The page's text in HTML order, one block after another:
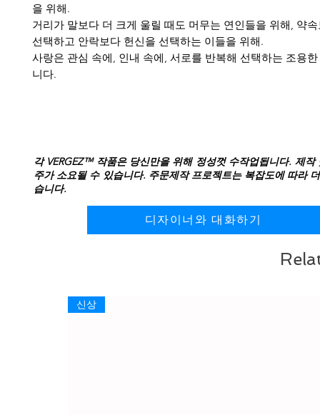
을 위해.
거리가 말보다 더 크게 울릴 때도 머무는 연인들을 위해, 약
선택하고 안락보다 헌신을 선택하는 이들을 위해.
사랑은 관심 속에, 인내 속에, 서로를 반복해 선택하는 조용
니다.
각 VERGEZ™ 작품은 당신만을 위해 정성껏 수작업됩니다. 제작
주가 소요될 수 있습니다. 주문제작 프로젝트는 복잡도에 따라
습니다.
디자이너와 대화하기
신상